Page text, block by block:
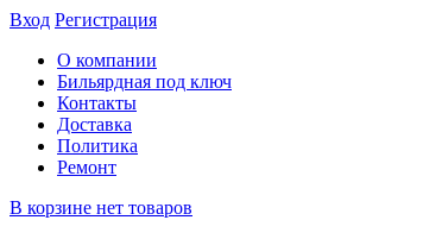
Вход Регистрация
О компании
Бильярдная под ключ
Контакты
Доставка
Политика
Ремонт
В корзине нет товаров